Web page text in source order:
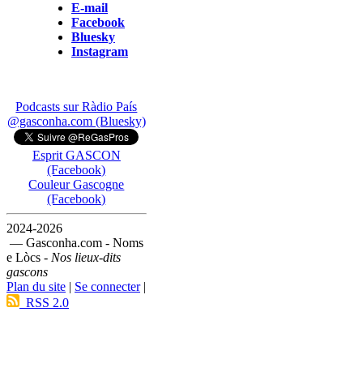
E-mail
Facebook
Bluesky
Instagram
Podcasts sur Ràdio País
@gasconha.com (Bluesky)
Esprit GASCON
(Facebook)
Couleur Gascogne
(Facebook)
2024-2026
— Gasconha.com - Noms
e Lòcs - Nos lieux-dits
gascons
Plan du site | Se connecter|
RSS 2.0